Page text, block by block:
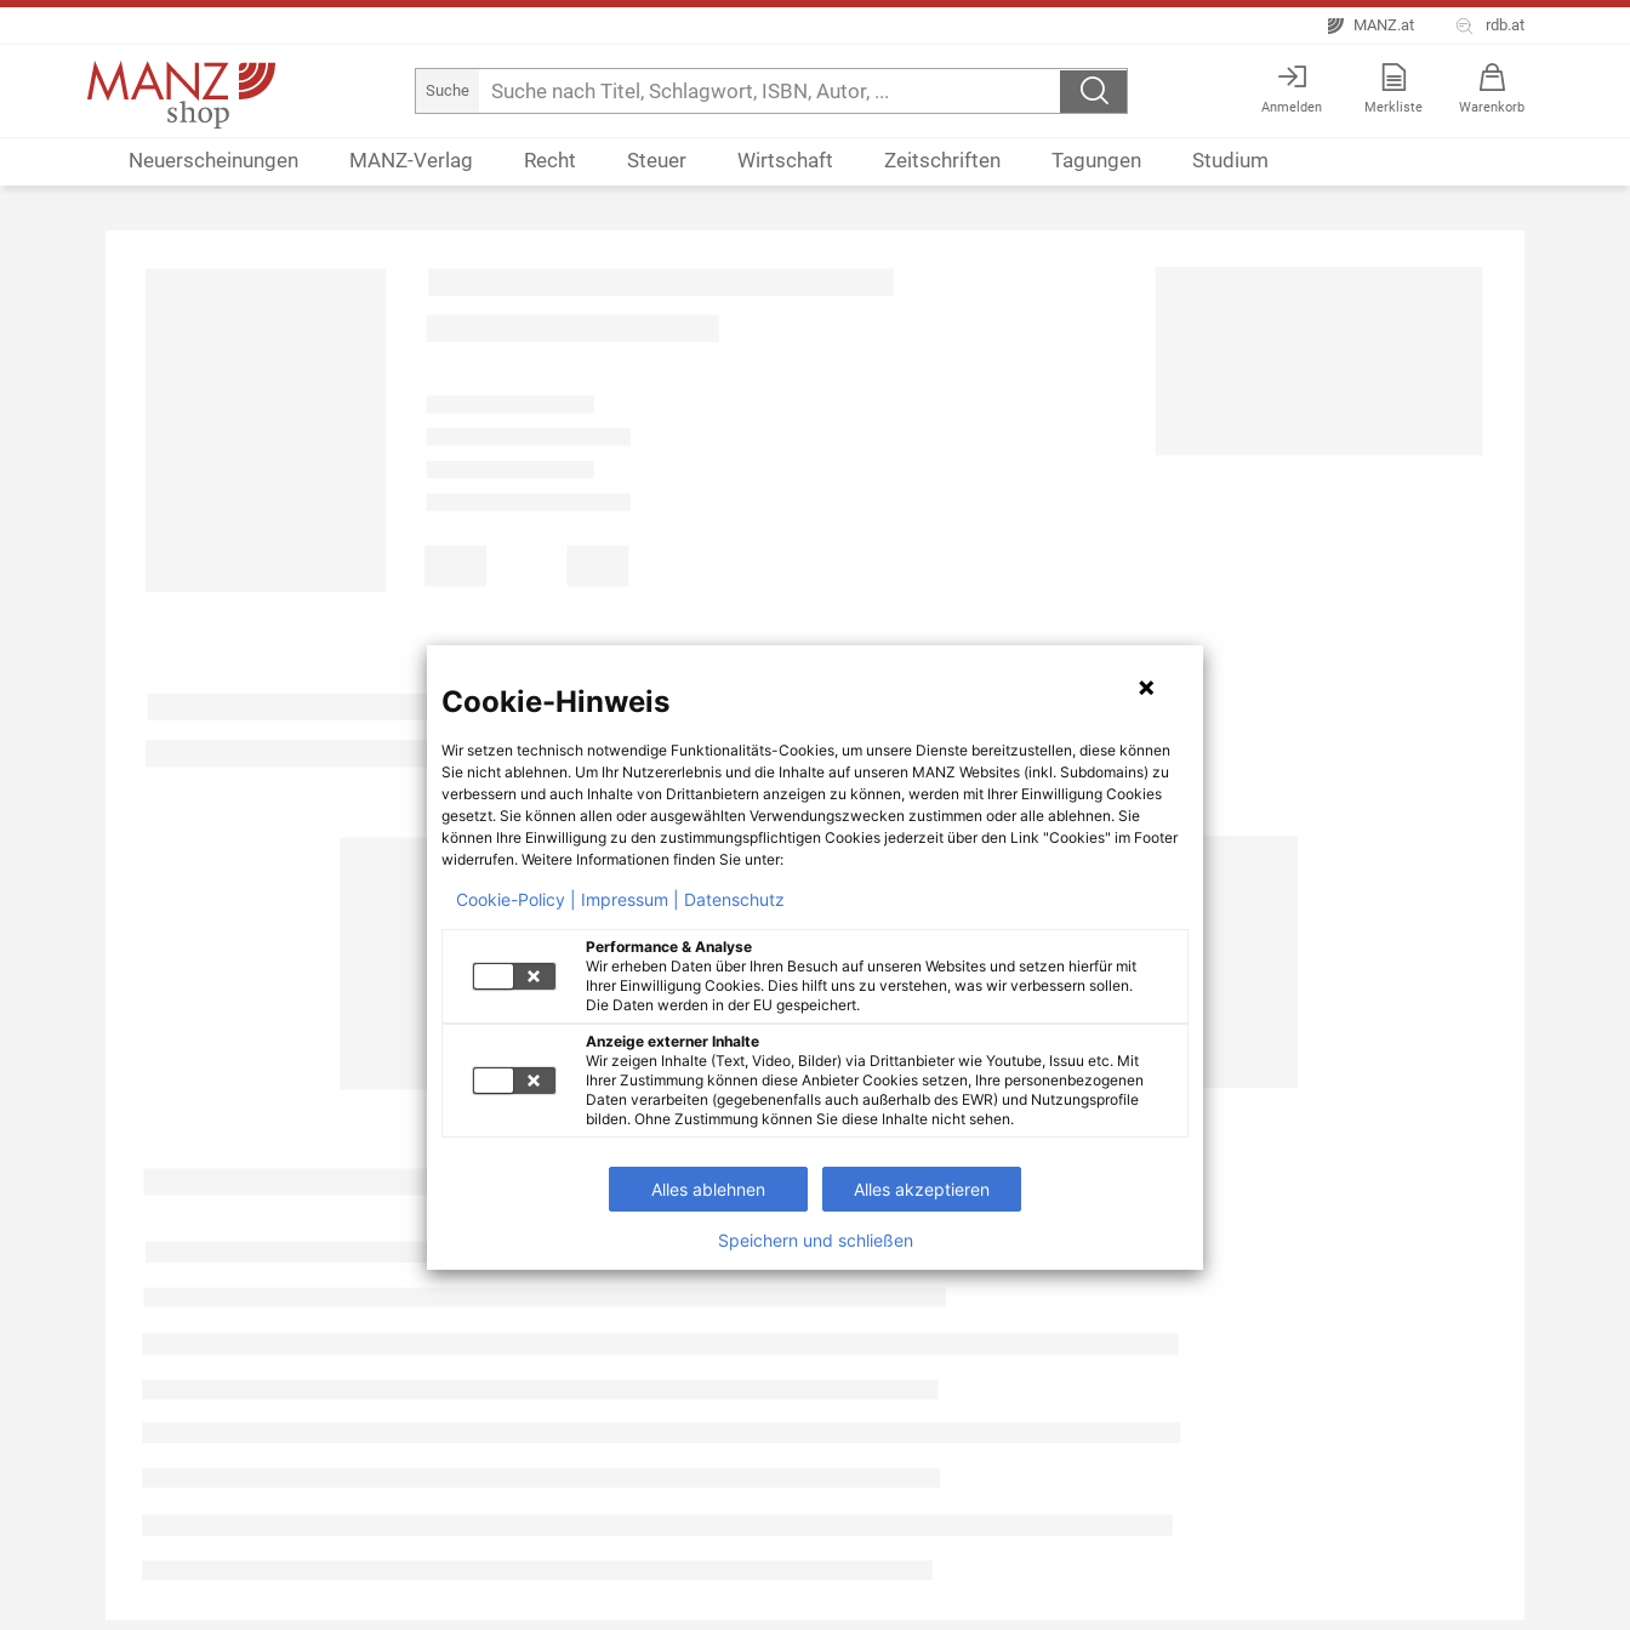
MANZ.at rdb.at
Suche
Anmelden Merkliste Warenkorb
Neuerscheinungen MANZ-Verlag Recht Steuer Wirtschaft Zeitschriften Tagungen Studium
Cookie-Hinweis
Wir setzen technisch notwendige Funktionalitäts-Cookies, um unsere Dienste bereitzustellen, diese können
Sie nicht ablehnen. Um Ihr Nutzererlebnis und die Inhalte auf unseren MANZ Websites (inkl. Subdomains) zu
verbessern und auch Inhalte von Drittanbietern anzeigen zu können, werden mit Ihrer Einwilligung Cookies
gesetzt. Sie können allen oder ausgewählten Verwendungszwecken zustimmen oder alle ablehnen. Sie
können Ihre Einwilligung zu den zustimmungspflichtigen Cookies jederzeit über den Link "Cookies" im Footer
widerrufen. Weitere Informationen finden Sie unter:
Cookie-Policy | Impressum | Datenschutz
Performance & Analyse
Wir erheben Daten über Ihren Besuch auf unseren Websites und setzen hierfür mit
Ihrer Einwilligung Cookies. Dies hilft uns zu verstehen, was wir verbessern sollen.
Die Daten werden in der EU gespeichert.
Anzeige externer Inhalte
Wir zeigen Inhalte (Text, Video, Bilder) via Drittanbieter wie Youtube, Issuu etc. Mit
Ihrer Zustimmung können diese Anbieter Cookies setzen, Ihre personenbezogenen
Daten verarbeiten (gegebenenfalls auch außerhalb des EWR) und Nutzungsprofile
bilden. Ohne Zustimmung können Sie diese Inhalte nicht sehen.
Alles ablehnen Alles akzeptieren
Speichern und schließen